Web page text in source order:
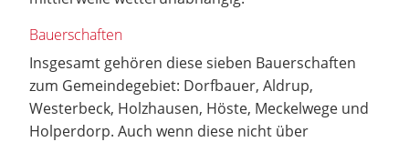
Bauerschaften
Insgesamt gehören diese sieben Bauerschaften
zum Gemeindegebiet: Dorfbauer, Aldrup,
Westerbeck, Holzhausen, Höste, Meckelwege und
Holperdorp. Auch wenn diese nicht über